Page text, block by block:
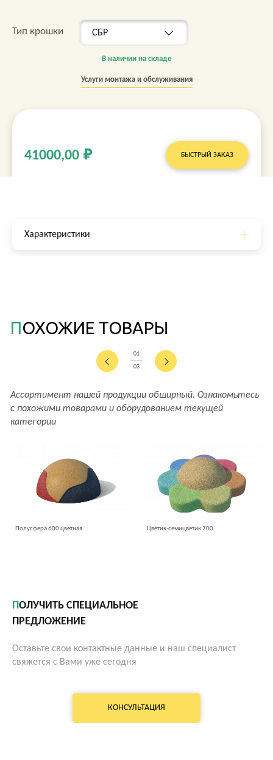
Тип крошки
В наличии на складе
Услуги монтажа и обслуживания
41000,00 ₽ БЫСТРЫЙ ЗАКАЗ
Характеристики
ПОХОЖИЕ ТОВАРЫ
Ассортимент нашей продукции обширный. Ознакомьтесь
с похожими товарами и оборудованием текущей
категории
01
03
Полусфера 600 цветная Цветик-семицветик 700
ПОЛУЧИТЬ СПЕЦИАЛЬНОЕ
ПРЕДЛОЖЕНИЕ
Оставьте свои контактные данные и наш специалист
свяжется с Вами уже сегодня
КОНСУЛЬТАЦИЯ